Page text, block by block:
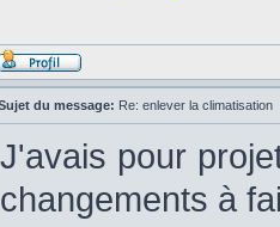
du message: Re: enlever la climatisation
J'avais pour
changements à